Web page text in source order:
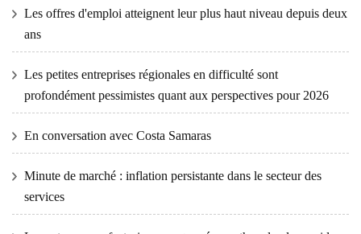
Les offres d'emploi atteignent leur plus haut niveau depuis deux
ans
Les petites entreprises régionales en difficulté sont
profondément pessimistes quant aux perspectives pour 2026
En conversation avec Costa Samaras
Minute de marché : inflation persistante dans le secteur des
services